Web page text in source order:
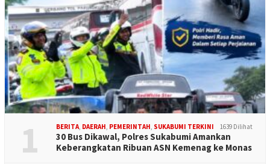
1 BERITA, DAERAH, PEMERINTAH, SUKABUMI TERKINI 1639 Dilihat
30 Bus Dikawal, Polres Sukabumi Amankan
Keberangkatan Ribuan ASN Kemenag ke Monas